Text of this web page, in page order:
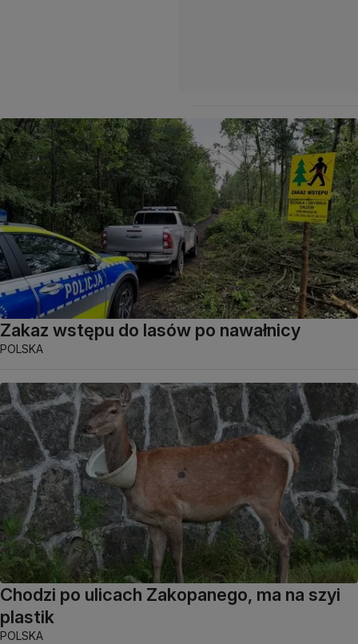
Zakaz wstępu do lasów po nawałnicy
POLSKA
Chodzi po ulicach Zakopanego, ma na szyi
plastik
POLSKA